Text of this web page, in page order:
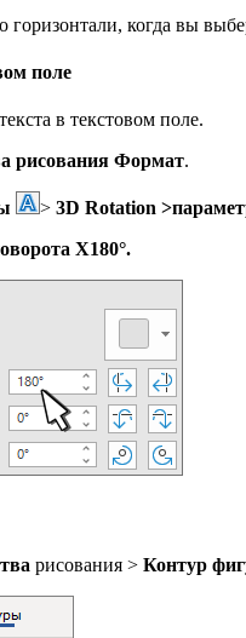
горизонтали, когда вы
поле
в текстовом поле.
рисования Формат.
> 3D Rotation >
X180°.
рисования > Контур